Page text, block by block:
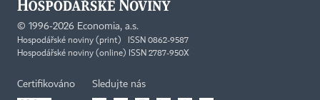
© 1996-2026 Economia, a.s.
Hospodářské noviny (print) ISSN 0862-9587
Hospodářské noviny (online) ISSN 2787-950X
Certifikováno Sledujte nás